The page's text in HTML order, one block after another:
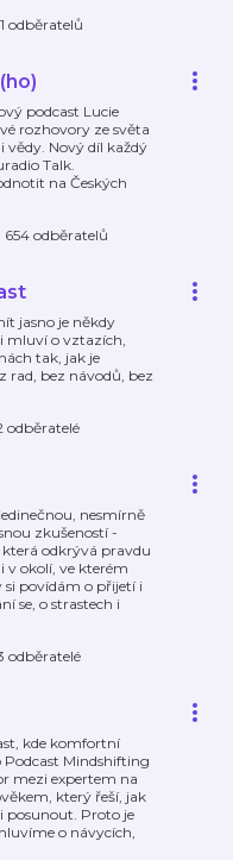
odběratelů
podcast Lucie
rozhovory ze světa
vědy. Nový díl každý
Talk.
na Českých
654 odběratelů
jasno je někdy
mluví o vztazích,
tak, jak je
rad, bez návodů, bez
odběratelé
nesmírně
zkušeností -
která odkrývá pravdu
v okolí, ve kterém
si povídám o přijetí i
se, o strastech i
odběratelé
kde komfortní
Podcast Mindshifting
mezi expertem na
který řeší, jak
posunout. Proto je
o návycích,